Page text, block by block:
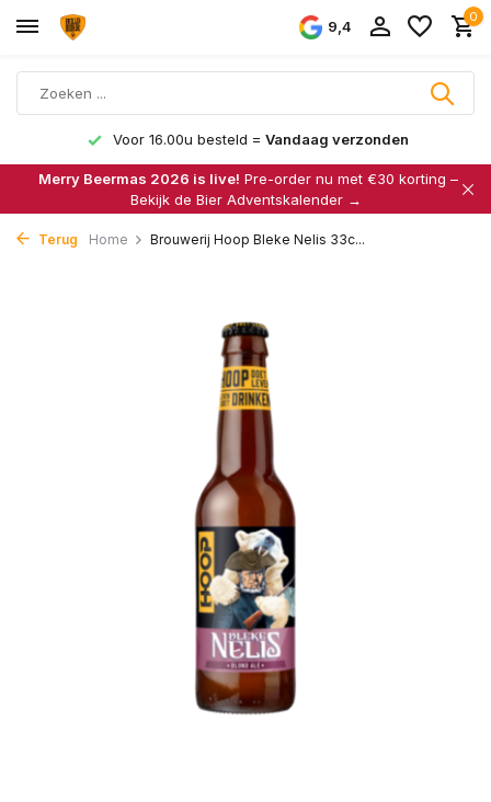
9,4
0
Voor 16.00u besteld = Vandaag verzonden
Merry Beermas 2026 is live! Pre-order nu met €30 korting –
Bekijk de Bier Adventskalender →
Terug Home Brouwerij Hoop Bleke Nelis 33c...